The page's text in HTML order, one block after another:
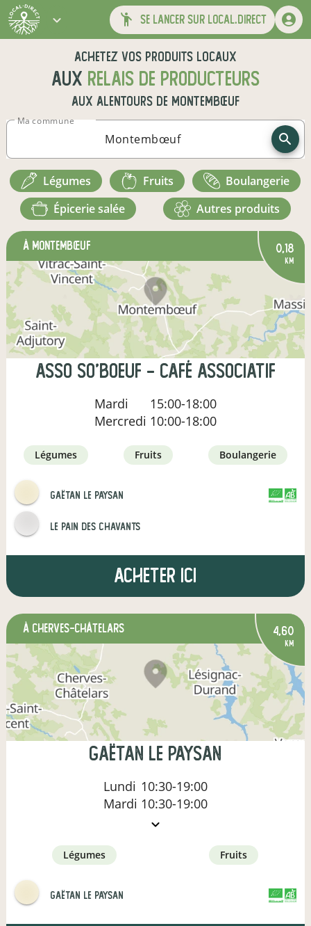
se lancer sur local.direct
Achetez vos produits locaux
aux relais de producteurs
aux alentours de Montembœuf
Ma commune
légumes fruits
boulangerie
épicerie salée
autres produits
à Montembœuf 0,18
km
Asso So'Boeuf - Café associatif
Mardi
15:00-18:00
Mercredi 10:00-18:00
légumes fruits boulangerie
Gaëtan le paysan CERTIFIÉ PAR
AGRICULTURE FRANCE
Le pain des Chavants
Acheter ici
à Cherves-Châtelars 4,60
km
Gaëtan le paysan
Lundi 10:30-19:00
Mardi 10:30-19:00
légumes fruits
Gaëtan le paysan CERTIFIÉ PAR
AGRICULTURE FRANCE